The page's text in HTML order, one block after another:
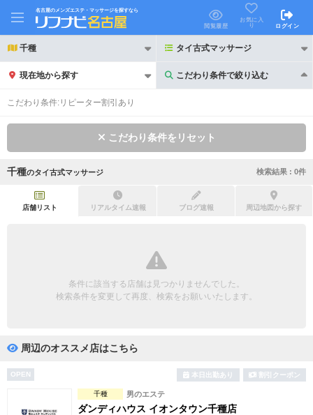
名古屋のメンズエステ・マッサージを探すなら
閲覧履歴
お気に入
り
ログイン
千種 タイ古式マッサージ
現在地から探す こだわり条件で絞り込む
こだわり条件で絞り込む
初回割引あり リピーター割引あり
団体様歓迎
ペアルームあり
フットバスあり 岩盤浴あり
専用駐車場あり
こだわり条件: リピーター割引あり
こだわり条件をリセット
千種のタイ古式マッサージ 検索結果 : 0件
店舗リスト リアルタイム速報 ブログ速報 周辺地図から探す
条件に該当する店舗は見つかりませんでした。
検索条件を変更して再度、検索をお願いいたします。
周辺のオススメ店はこちら
OPEN 本日出勤あり 割引クーポン
千種 男のエステ
ダンディハウス イオンタウン千種店